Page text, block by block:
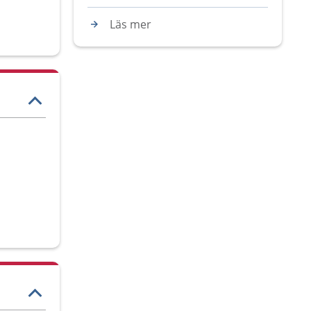
Läs mer